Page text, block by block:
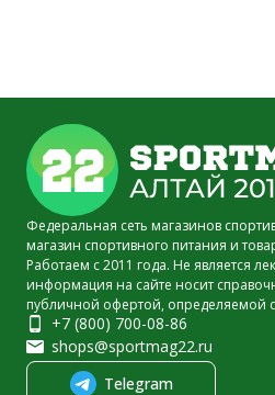
Федеральная сеть магазинов
магазин спортивного питания и
Работаем с 2011 года. Не является
информация на сайте носит
публичной офертой, определяемой
+7 (800) 700-08-86
shops@sportmag22.ru
Telegram